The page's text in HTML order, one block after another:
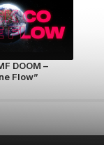
DOOM –
Flow”